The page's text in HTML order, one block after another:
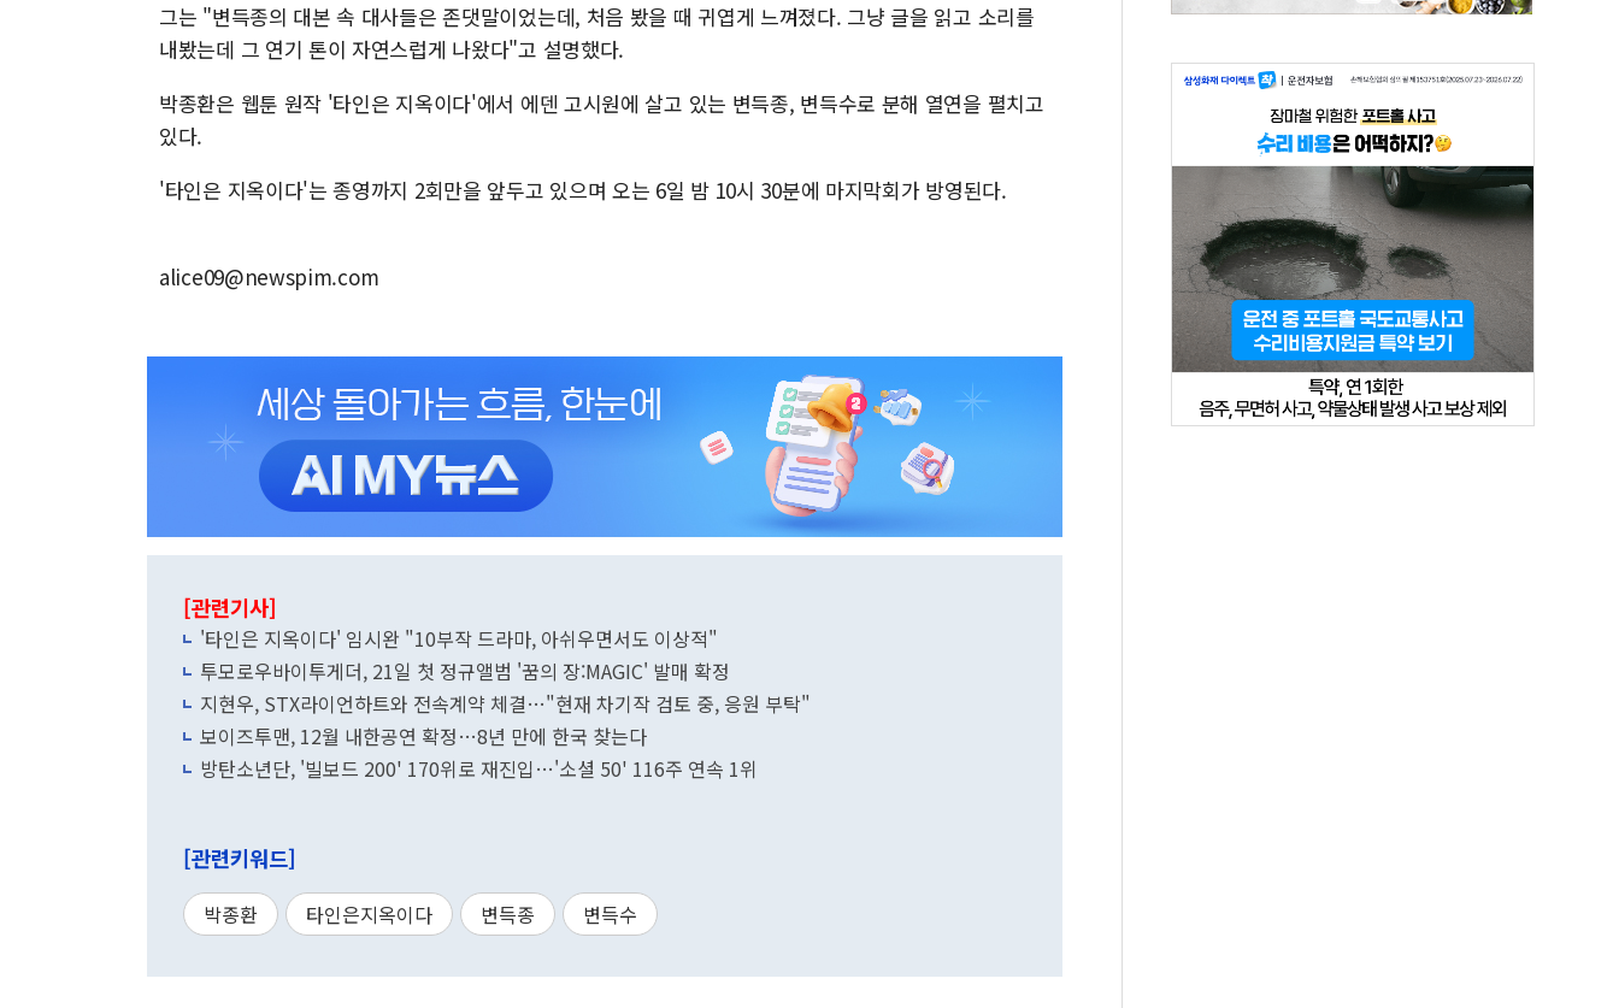
그는 "변득종의 대본 속 대사들은 존댓말이었는데, 처음 봤을 때 귀엽게 느껴졌다. 그냥 글을 읽고 소리를
내봤는데 그 연기 톤이 자연스럽게 나왔다"고 설명했다.
박종환은 웹툰 원작 '타인은 지옥이다'에서 에덴 고시원에 살고 있는 변득종, 변득수로 분해 열연을 펼치고
있다.
'타인은 지옥이다'는 종영까지 2회만을 앞두고 있으며 오는 6일 밤 10시 30분에 마지막회가 방영된다.
alice09@newspim.com
[관련기사]
'타인은 지옥이다' 임시완 "10부작 드라마, 아쉬우면서도 이상적"
투모로우바이투게더, 21일 첫 정규앨범 '꿈의 장:MAGIC' 발매 확정
지현우, STX라이언하트와 전속계약 체결…"현재 차기작 검토 중, 응원 부탁"
보이즈투맨, 12월 내한공연 확정…8년 만에 한국 찾는다
방탄소년단, '빌보드 200' 170위로 재진입…'소셜 50' 116주 연속 1위
[관련키워드]
박종환 타인은지옥이다 변득종 변득수